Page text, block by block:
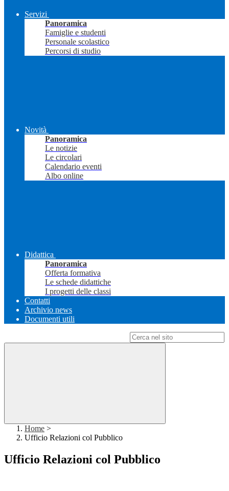
Servizi
Panoramica
Famiglie e studenti
Personale scolastico
Percorsi di studio
Novità
Panoramica
Le notizie
Le circolari
Calendario eventi
Albo online
Didattica
Panoramica
Offerta formativa
Le schede didattiche
I progetti delle classi
Contatti
Archivio news
Documenti utili
Home >
Ufficio Relazioni col Pubblico
Ufficio Relazioni col Pubblico